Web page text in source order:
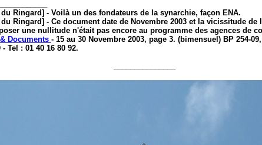
du Ringard] - Voilà un des fondateurs de la synarchie, façon ENA.
du Ringard] - Ce document date de Novembre 2003 et la vicissitude de
une nullitude n'était pas encore au programme des agences de
Documents - 15 au 30 Novembre 2003, page 3. (bimensuel) BP 254-
- Tel : 01 40 16 80 92.